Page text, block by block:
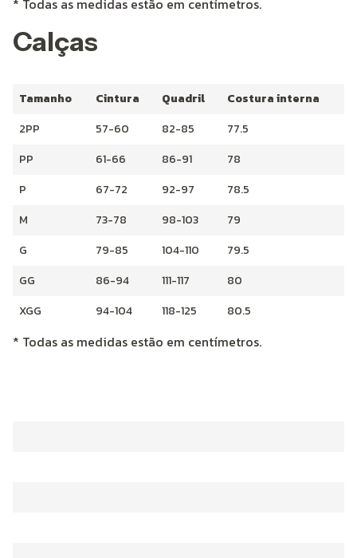
* Todas as medidas estão em centímetros.
Calças
Tamanho Cintura Quadril
Costura interna
2PP
57-60 82-85
77.5
PP
61-66 86-91
78
P
67-72 92-97
78.5
M
73-78 98-103
79
G
79-85 104-110
79.5
GG
86-94 111-117
80
XGG
94-104 118-125 80.5
* Todas as medidas estão em centímetros.